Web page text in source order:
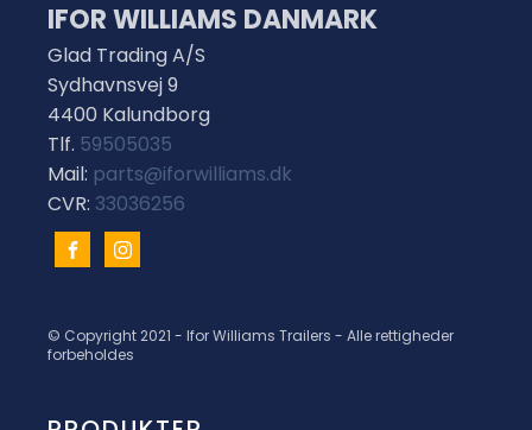
IFOR WILLIAMS DANMARK
Glad Trading A/S
Sydhavnsvej 9
4400 Kalundborg
Tlf. 59505035
Mail: parts@iforwilliams.dk
CVR: 33036256
© Copyright 2021 - Ifor Williams Trailers - Alle rettigheder
forbeholdes